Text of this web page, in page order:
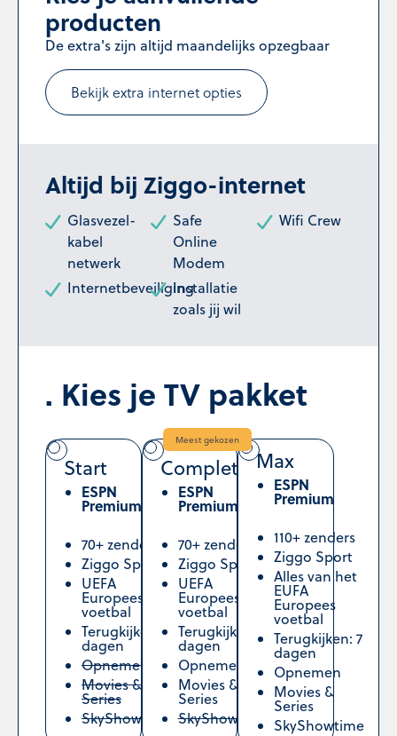
producten
De extra's zijn altijd maandelijks opzegbaar
Bekijk extra internet opties
Altijd bij Ziggo-internet
Glasvezel-
kabel
netwerk
Safe
Online
Modem
Wifi Crew
InternetbeveiligingInstallatie
zoals jij wil
Kies je TV pakket
Start
ESPN
Premium
70+ zenders
Ziggo Sport
UEFA
Europees
voetbal
Terugkijken: 2
dagen
Opnemen
Movies &
Series
SkyShowtime
Complete
ESPN
Premium
70+ zenders
Ziggo Sport
UEFA
Europees
voetbal
Terugkijken: 7
dagen
Opnemen
Movies &
Series
SkyShowtime
Meest gekozen
Max
ESPN
Premium
110+ zenders
Ziggo Sport
Alles van het
EUFA
Europees
voetbal
Terugkijken: 7
dagen
Opnemen
Movies &
Series
SkyShowtime